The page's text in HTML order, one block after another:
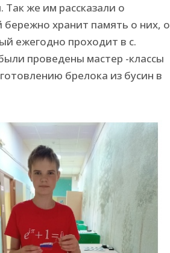
же им рассказали о
хранит память о них, о
ежегодно проходит в с.
проведены мастер -классы
брелока из бусин в